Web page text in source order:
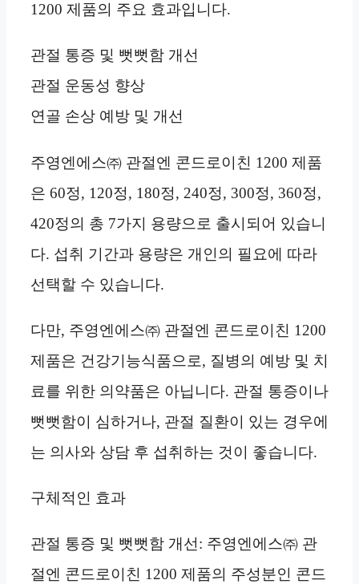
1200 제품의 주요 효과입니다.
관절 통증 및 뻣뻣함 개선
관절 운동성 향상
연골 손상 예방 및 개선
주영엔에스㈜ 관절엔 콘드로이친 1200 제품
은 60정, 120정, 180정, 240정, 300정, 360정,
420정의 총 7가지 용량으로 출시되어 있습니
다. 섭취 기간과 용량은 개인의 필요에 따라
선택할 수 있습니다.
다만, 주영엔에스㈜ 관절엔 콘드로이친 1200
제품은 건강기능식품으로, 질병의 예방 및 치
료를 위한 의약품은 아닙니다. 관절 통증이나
뻣뻣함이 심하거나, 관절 질환이 있는 경우에
는 의사와 상담 후 섭취하는 것이 좋습니다.
구체적인 효과
관절 통증 및 뻣뻣함 개선: 주영엔에스㈜ 관
절엔 콘드로이친 1200 제품의 주성분인 콘드